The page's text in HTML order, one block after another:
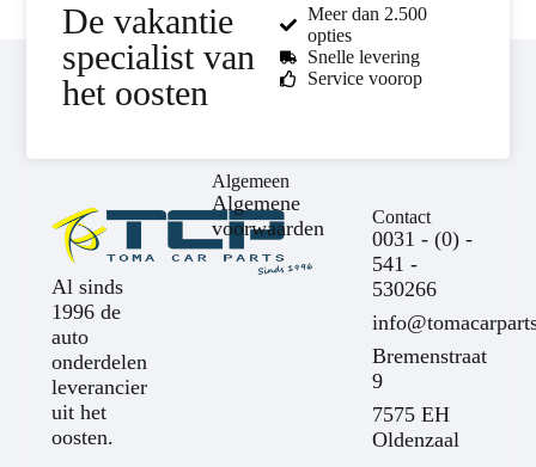
De vakantie
specialist van
het oosten
Meer dan 2.500
opties
Snelle levering
Service voorop
Al sinds
1996 de
auto
onderdelen
leverancier
uit het
oosten.
Algemeen
Algemene
voorwaarden
Contact
0031 - (0) -
541 -
530266
Bremenstraat
9
7575 EH
Oldenzaal